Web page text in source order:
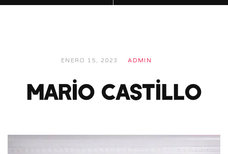
ENERO 15, 2023 ADMIN
Mario Castillo